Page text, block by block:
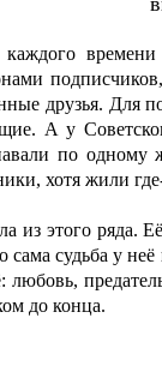
друзья. Для
А у
по
хотя жили
из этого ряда.
сама судьба у
до конца.